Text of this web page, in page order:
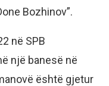
Bozhinov”.
në SPB
një banesë në
është gjetur